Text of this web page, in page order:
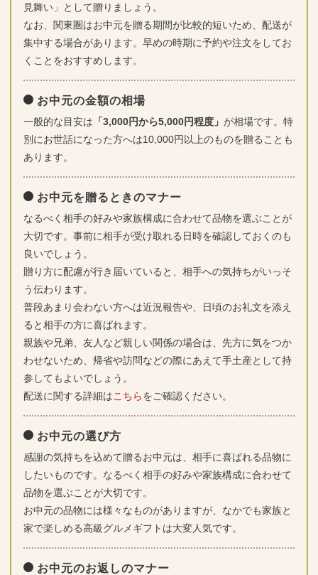
見舞い」として贈りましょう。
なお、関東圏はお中元を贈る期間が比較的短いため、配送が
集中する場合があります。早めの時期に予約や注文をしてお
くことをおすすめします。
お中元の金額の相場
一般的な目安は 「3,000円から5,000円程度」 が相場です。特
別にお世話になった方へは10,000円以上のものを贈ることも
あります。
お中元を贈るときのマナー
なるべく相手の好みや家族構成に合わせて品物を選ぶことが
大切です。事前に相手が受け取れる日時を確認しておくのも
良いでしょう。
贈り方に配慮が行き届いていると、相手への気持ちがいっそ
う伝わります。
普段あまり会わない方へは近況報告や、日頃のお礼文を添え
ると相手の方に喜ばれます。
親族や兄弟、友人など親しい関係の場合は、先方に気をつか
わせないため、帰省や訪問などの際にあえて手土産として持
参してもよいでしょう。
配送に関する詳細はこちらをご確認ください。
お中元の選び方
感謝の気持ちを込めて贈るお中元は、相手に喜ばれる品物に
したいものです。なるべく相手の好みや家族構成に合わせて
品物を選ぶことが大切です。
お中元の品物には様々なものがありますが、なかでも家族と
家で楽しめる高級グルメギフトは大変人気です。
お中元のお返しのマナー